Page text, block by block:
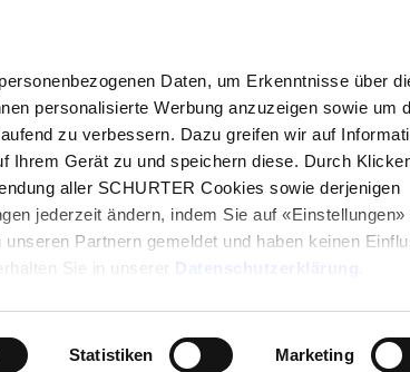
Daten, um Erkenntnisse über
personalisierte Werbung anzuzeigen sowie um
zu verbessern. Dazu greifen wir auf
Ihrem Gerät zu und speichern diese. Durch
aller SCHURTER Cookies sowie derjenigen
jederzeit ändern, indem Sie auf «Einstellungen»
Partnern gemeldet und haben keinen
Sie in unserer Datenschutzerklärung
Statistiken Marketing